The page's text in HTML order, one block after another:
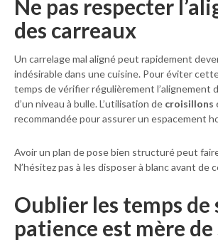
Ne pas respecter
des carreaux
Un carrelage mal aligné peut rapidement
indésirable dans une cuisine. Pour éviter
temps de vérifier régulièrement l’alignement
d’un niveau à bulle. L’utilisation de croisillons
recommandée pour assurer un espacement
Avoir un plan de pose bien structuré peut
N’hésitez pas à les disposer à blanc avant de
Oublier les temps de
patience est mère